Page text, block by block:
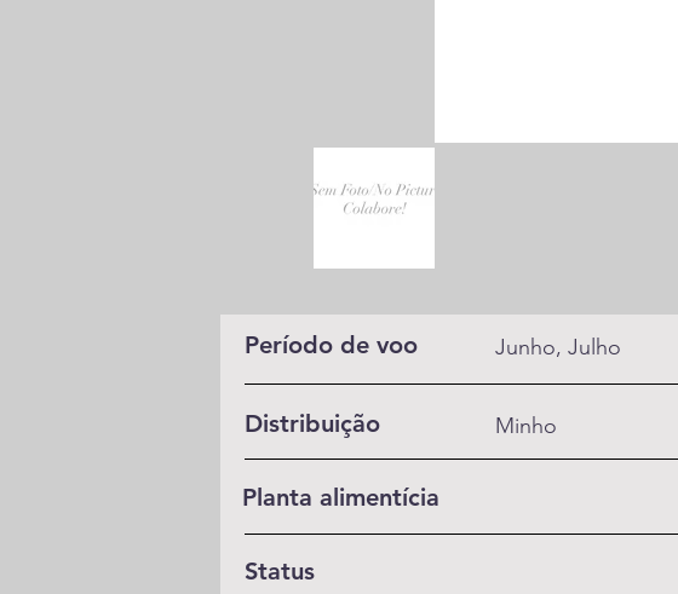
Período de voo Junho, Julho
Distribuição Minho
Planta alimentícia
Status